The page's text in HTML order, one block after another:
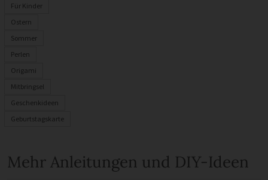
Für Kinder
Ostern
Sommer
Perlen
Origami
Mitbringsel
Geschenkideen
Geburtstagskarte
Mehr Anleitungen und DIY-Ideen